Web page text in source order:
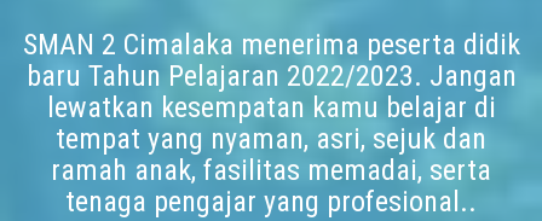
SMAN 2 Cimalaka menerima peserta didik
baru Tahun Pelajaran 2022/2023. Jangan
lewatkan kesempatan kamu belajar di
tempat yang nyaman, asri, sejuk dan
ramah anak, fasilitas memadai, serta
tenaga pengajar yang profesional..